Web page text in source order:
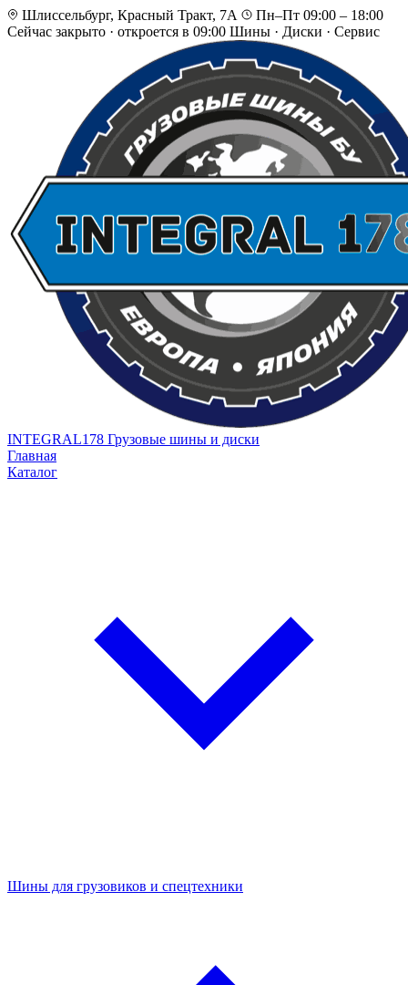
Шлиссельбург, Красный Тракт, 7А
Пн–Пт 09:00 – 18:00
Сейчас закрыто · откроется в 09:00 Шины · Диски · Сервис
INTEGRAL178 Грузовые шины и диски
Главная
Каталог
Шины для грузовиков и спецтехники